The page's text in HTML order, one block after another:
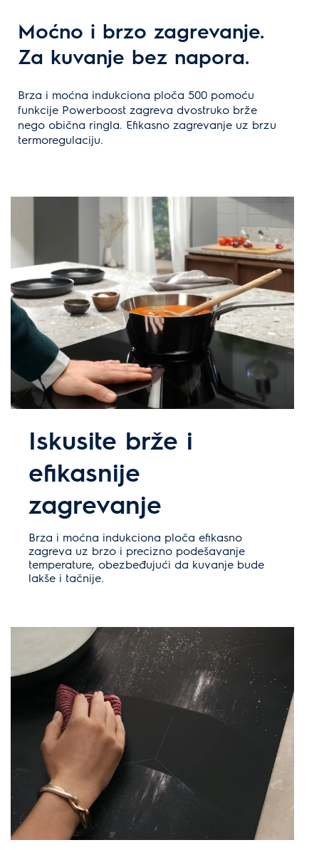
Moćno i brzo zagrevanje.
Za kuvanje bez napora.
Brza i moćna indukciona ploča 500 pomoću
funkcije Powerboost zagreva dvostruko brže
nego obična ringla. Efikasno zagrevanje uz brzu
termoregulaciju.
Iskusite brže i
efikasnije
zagrevanje
Brza i moćna indukciona ploča efikasno
zagreva uz brzo i precizno podešavanje
temperature, obezbeđujući da kuvanje bude
lakše i tačnije.